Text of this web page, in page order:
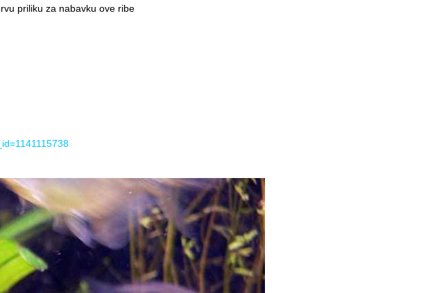
priliku za nabavku ove ribe